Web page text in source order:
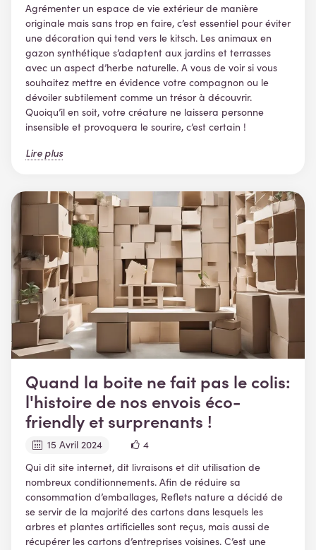
Agrémenter un espace de vie extérieur de manière
originale mais sans trop en faire, c’est essentiel pour éviter
une décoration qui tend vers le kitsch. Les animaux en
gazon synthétique s’adaptent aux jardins et terrasses
avec un aspect d’herbe naturelle. A vous de voir si vous
souhaitez mettre en évidence votre compagnon ou le
dévoiler subtilement comme un trésor à découvrir.
Quoiqu’il en soit, votre créature ne laissera personne
insensible et provoquera le sourire, c’est certain !
Lire plus
Quand la boite ne fait pas le colis:
l'histoire de nos envois éco-
friendly et surprenants !
15 Avril 2024
4
Qui dit site internet, dit livraisons et dit utilisation de
nombreux conditionnements. Afin de réduire sa
consommation d’emballages, Reflets nature a décidé de
se servir de la majorité des cartons dans lesquels les
arbres et plantes artificielles sont reçus, mais aussi de
récupérer les cartons d’entreprises voisines. C’est une